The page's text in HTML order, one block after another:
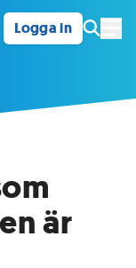
Logga in
är